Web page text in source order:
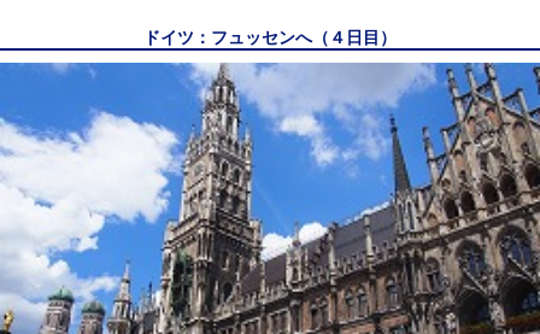
ドイツ：フュッセンへ（４日目）